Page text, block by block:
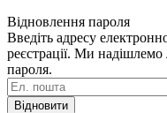
Відновлення пароля
Введіть адресу
реєстрації. Ми
пароля.
Відновити